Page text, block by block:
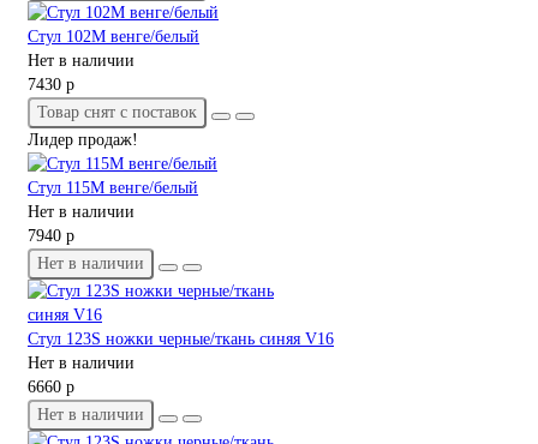
Стул 102М венге/белый
Нет в наличии
7430 р
Товар снят с поставок
Лидер продаж!
Стул 115M венге/белый
Нет в наличии
7940 р
Нет в наличии
Стул 123S ножки черные/ткань синяя V16
Нет в наличии
6660 р
Нет в наличии